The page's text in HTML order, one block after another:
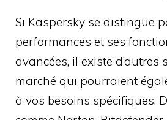
Si Kaspersky se distingue
performances et ses
avancées, il existe d’autres
marché qui pourraient
à vos besoins spécifiques.